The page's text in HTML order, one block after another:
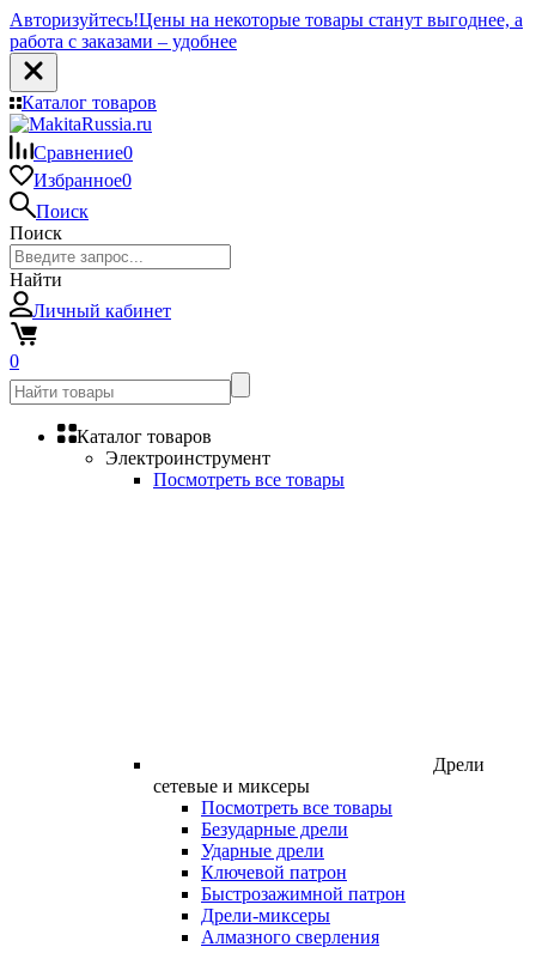
Авторизуйтесь!Цены на некоторые товары станут выгоднее, а
работа с заказами – удобнее
Каталог товаров
Сравнение0
Избранное0
Поиск
Поиск
Найти
Личный кабинет
0
Каталог товаров
Электроинструмент
Посмотреть все товары
Дрели
сетевые и миксеры
Посмотреть все товары
Безударные дрели
Ударные дрели
Ключевой патрон
Быстрозажимной патрон
Дрели-миксеры
Алмазного сверления